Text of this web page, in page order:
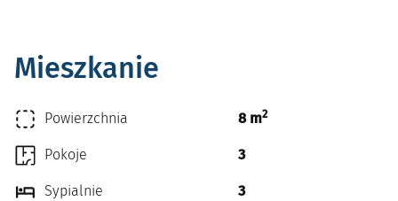
Mieszkanie
Powierzchnia 8 m2
Pokoje 3
Sypialnie 3